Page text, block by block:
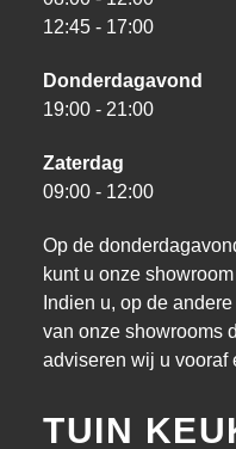
12:45 - 17:00
Donderdagavond
19:00 - 21:00
Zaterdag
09:00 - 12:00
Op de
kunt u onze
Indien u, op de
van onze showrooms
adviseren wij u vooraf
TUIN